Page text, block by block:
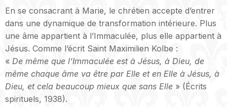
En se consacrant à Marie, le chrétien accepte d’entrer
dans une dynamique de transformation intérieure. Plus
une âme appartient à l’Immaculée, plus elle appartient à
Jésus. Comme l’écrit Saint Maximilien Kolbe :
« De même que l’Immaculée est à Jésus, à Dieu, de
même chaque âme va être par Elle et en Elle à Jésus, à
Dieu, et cela beaucoup mieux que sans Elle » (Écrits
spirituels, 1938).